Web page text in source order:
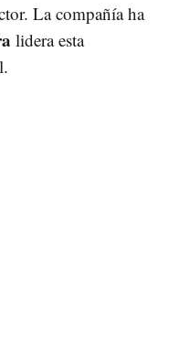
La compañía ha
lidera esta